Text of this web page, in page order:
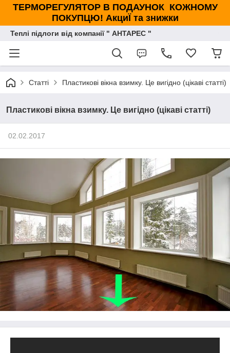
ТЕРМОРЕГУЛЯТОР В ПОДАУНОК КОЖНОМУ
ПОКУПЦЮ! АкциЇ та знижки
Теплі підлоги від компанії " АНТАРЕС "
Статті Пластикові вікна взимку. Це вигідно (цікаві статті)
Пластикові вікна взимку. Це вигідно (цікаві статті)
02.02.2017